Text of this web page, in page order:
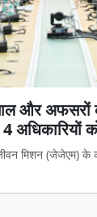
और अफसरों
अधिकारियों
मिशन (जेजेएम) के